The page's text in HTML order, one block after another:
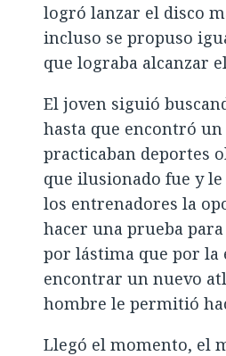
logró lanzar el disco
incluso se propuso
que lograba alcanzar
El joven siguió
hasta que encontró
practicaban deportes
que ilusionado fue y
los entrenadores la
hacer una prueba
por lástima que por la
encontrar un nuevo
hombre le permitió
Llegó el momento, el